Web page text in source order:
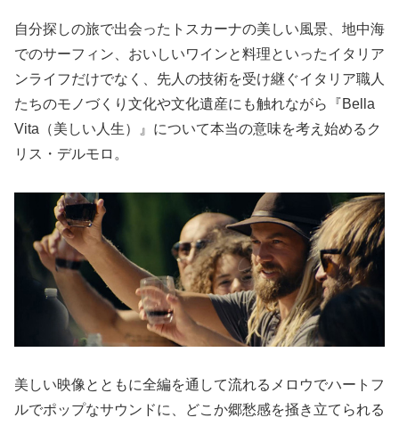
自分探しの旅で出会ったトスカーナの美しい風景、地中海
でのサーフィン、おいしいワインと料理といったイタリア
ンライフだけでなく、先人の技術を受け継ぐイタリア職人
たちのモノづくり文化や文化遺産にも触れながら『Bella
Vita（美しい人生）』について本当の意味を考え始めるク
リス・デルモロ。
美しい映像とともに全編を通して流れるメロウでハートフ
ルでポップなサウンドに、どこか郷愁感を掻き立てられる